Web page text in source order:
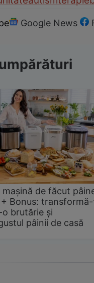
Google News
mașină de făcut
Bonus:
brutărie și
pâinii de casă